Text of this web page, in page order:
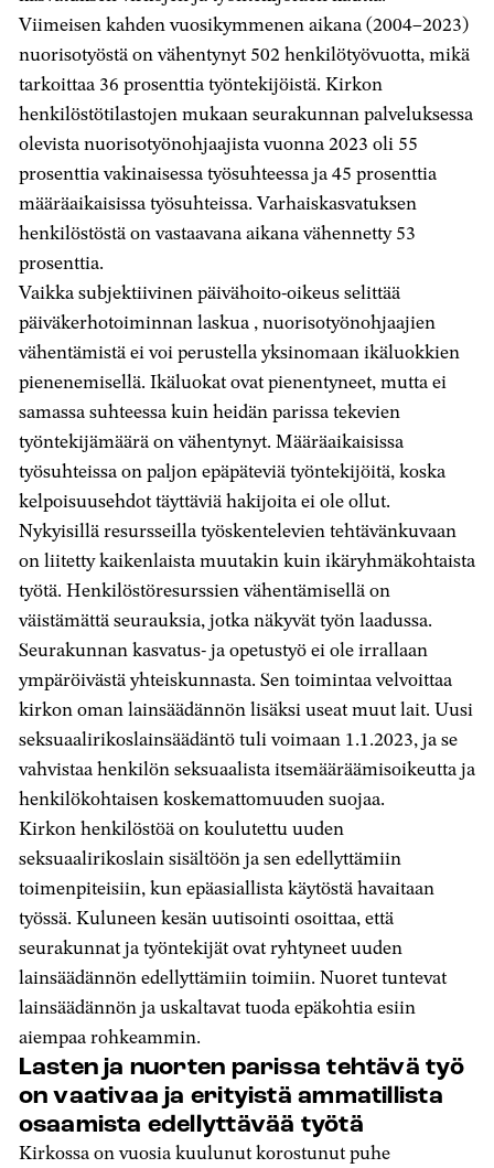
Viimeisen kahden vuosikymmenen aikana (2004–2023)
nuorisotyöstä on vähentynyt 502 henkilötyövuotta, mikä
tarkoittaa 36 prosenttia työntekijöistä. Kirkon
henkilöstötilastojen mukaan seurakunnan palveluksessa
olevista nuorisotyönohjaajista vuonna 2023 oli 55
prosenttia vakinaisessa työsuhteessa ja 45 prosenttia
määräaikaisissa työsuhteissa. Varhaiskasvatuksen
henkilöstöstä on vastaavana aikana vähennetty 53
prosenttia.
Vaikka subjektiivinen päivähoito-oikeus selittää
päiväkerhotoiminnan laskua , nuorisotyönohjaajien
vähentämistä ei voi perustella yksinomaan ikäluokkien
pienenemisellä. Ikäluokat ovat pienentyneet, mutta ei
samassa suhteessa kuin heidän parissa tekevien
työntekijämäärä on vähentynyt. Määräaikaisissa
työsuhteissa on paljon epäpäteviä työntekijöitä, koska
kelpoisuusehdot täyttäviä hakijoita ei ole ollut.
Nykyisillä resursseilla työskentelevien tehtävänkuvaan
on liitetty kaikenlaista muutakin kuin ikäryhmäkohtaista
työtä. Henkilöstöresurssien vähentämisellä on
väistämättä seurauksia, jotka näkyvät työn laadussa.
Seurakunnan kasvatus- ja opetustyö ei ole irrallaan
ympäröivästä yhteiskunnasta. Sen toimintaa velvoittaa
kirkon oman lainsäädännön lisäksi useat muut lait. Uusi
seksuaalirikoslainsäädäntö tuli voimaan 1.1.2023, ja se
vahvistaa henkilön seksuaalista itsemääräämisoikeutta ja
henkilökohtaisen koskemattomuuden suojaa.
Kirkon henkilöstöä on koulutettu uuden
seksuaalirikoslain sisältöön ja sen edellyttämiin
toimenpiteisiin, kun epäasiallista käytöstä havaitaan
työssä. Kuluneen kesän uutisointi osoittaa, että
seurakunnat ja työntekijät ovat ryhtyneet uuden
lainsäädännön edellyttämiin toimiin. Nuoret tuntevat
lainsäädännön ja uskaltavat tuoda epäkohtia esiin
aiempaa rohkeammin.
Lasten ja nuorten parissa tehtävä työ
on vaativaa ja erityistä ammatillista
osaamista edellyttävää työtä
Kirkossa on vuosia kuulunut korostunut puhe